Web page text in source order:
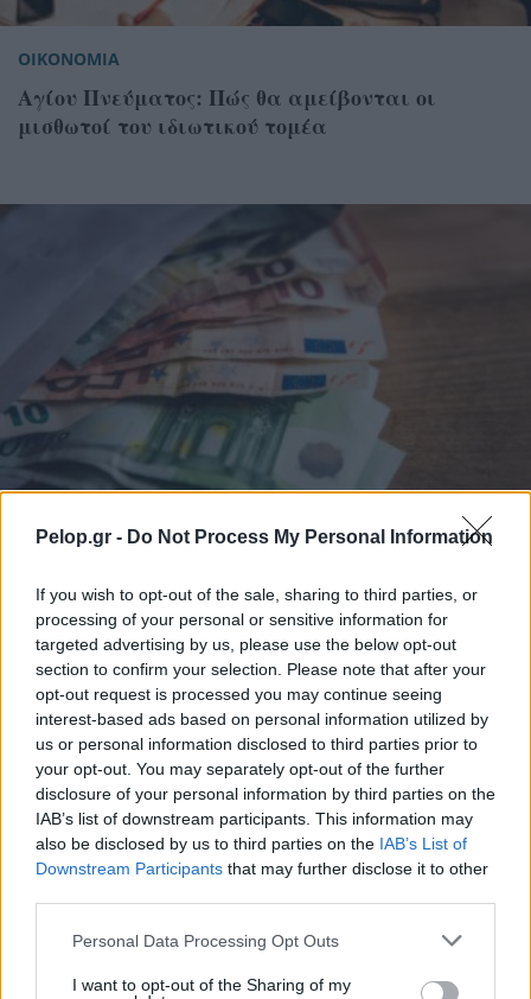
Pelop.gr - Do Not Process My Personal Information
If you wish to opt-out of the sale, sharing to third parties, or
processing of your personal or sensitive information for
targeted advertising by us, please use the below opt-out
section to confirm your selection. Please note that after your
opt-out request is processed you may continue seeing
interest-based ads based on personal information utilized by
us or personal information disclosed to third parties prior to
your opt-out. You may separately opt-out of the further
disclosure of your personal information by third parties on the
IAB’s list of downstream participants. This information may
also be disclosed by us to third parties on the IAB’s List of
Downstream Participants that may further disclose it to other
Please note that this website/app uses one or more Google
not limited to your visit or usage behaviour. You may click to
Personal Data Processing Opt Outs
I want to opt-out of the Sharing of my
ΟΙΚΟΝΟΜΙΑ
Αγίου Πνεύματος: Πώς θα αμείβονται οι
μισθωτοί του ιδιωτικού τομέα
ΟΙΚΟΝΟΜΙΑ
Αγίου Πνεύματος: Πώς αμείβεται η αργία